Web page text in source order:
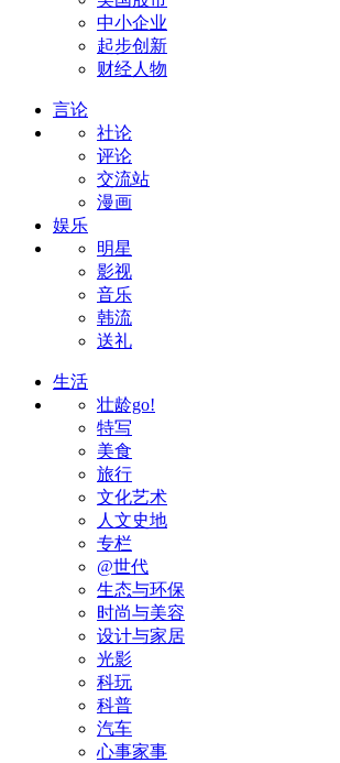
中小企业
起步创新
财经人物
言论
社论
评论
交流站
漫画
娱乐
明星
影视
音乐
韩流
送礼
生活
壮龄go!
特写
美食
旅行
文化艺术
人文史地
专栏
@世代
生态与环保
时尚与美容
设计与家居
光影
科玩
科普
汽车
心事家事